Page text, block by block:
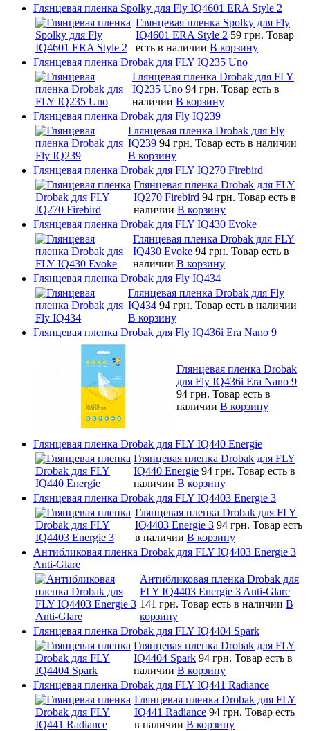
Глянцевая пленка Spolky для Fly IQ4601 ERA Style 2
Глянцевая пленка Spolky для Fly
IQ4601 ERA Style 2 59 грн. Товар
есть в наличии В корзину
Глянцевая пленка Drobak для FLY IQ235 Uno
Глянцевая пленка Drobak для FLY
IQ235 Uno 94 грн. Товар есть в
наличии В корзину
Глянцевая пленка Drobak для Fly IQ239
Глянцевая пленка Drobak для Fly
IQ239 94 грн. Товар есть в наличии
В корзину
Глянцевая пленка Drobak для FLY IQ270 Firebird
Глянцевая пленка Drobak для FLY
IQ270 Firebird 94 грн. Товар есть в
наличии В корзину
Глянцевая пленка Drobak для FLY IQ430 Evoke
Глянцевая пленка Drobak для FLY
IQ430 Evoke 94 грн. Товар есть в
наличии В корзину
Глянцевая пленка Drobak для Fly IQ434
Глянцевая пленка Drobak для Fly
IQ434 94 грн. Товар есть в наличии
В корзину
Глянцевая пленка Drobak для Fly IQ436i Era Nano 9
Глянцевая пленка Drobak
для Fly IQ436i Era Nano 9
94 грн. Товар есть в
наличии В корзину
Глянцевая пленка Drobak для FLY IQ440 Energie
Глянцевая пленка Drobak для FLY
IQ440 Energie 94 грн. Товар есть в
наличии В корзину
Глянцевая пленка Drobak для FLY IQ4403 Energie 3
Глянцевая пленка Drobak для FLY
IQ4403 Energie 3 94 грн. Товар есть
в наличии В корзину
Антибликовая пленка Drobak для FLY IQ4403 Energie 3
Anti-Glare
Антибликовая пленка Drobak для
FLY IQ4403 Energie 3 Anti-Glare
141 грн. Товар есть в наличии В
корзину
Глянцевая пленка Drobak для FLY IQ4404 Spark
Глянцевая пленка Drobak для FLY
IQ4404 Spark 94 грн. Товар есть в
наличии В корзину
Глянцевая пленка Drobak для FLY IQ441 Radiance
Глянцевая пленка Drobak для FLY
IQ441 Radiance 94 грн. Товар есть
в наличии В корзину